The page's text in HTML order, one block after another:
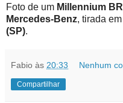
Foto de um Millennium
Mercedes-Benz, tirada
(SP).
Fabio às 20:33 Nenhum
Compartilhar